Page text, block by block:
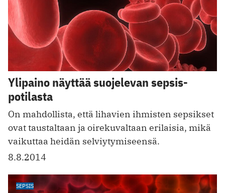
Ylipaino näyttää suojelevan sepsis-
potilasta
On mahdollista, että lihavien ihmisten sepsikset
ovat taustaltaan ja oirekuvaltaan erilaisia, mikä
vaikuttaa heidän selviytymiseensä.
8.8.2014
SEPSIS